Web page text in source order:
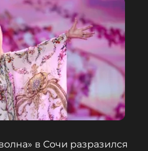
в Сочи разразился